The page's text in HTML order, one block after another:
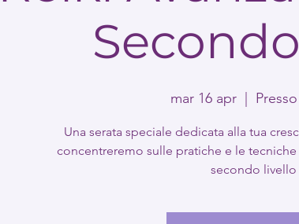
mar 16 apr
Una serata speciale dedicata alla tua
concentreremo sulle pratiche e le
secondo livello